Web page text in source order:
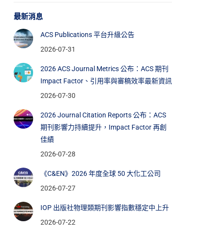
最新消息
ACS Publications 平台升級公告
2026-07-31
2026 ACS Journal Metrics 公布：ACS 期刊
Impact Factor、引用率與審稿效率最新資訊
2026-07-30
2026 Journal Citation Reports 公布：ACS
期刊影響力持續提升，Impact Factor 再創
佳績
2026-07-28
《C&EN》2026 年度全球 50 大化工公司
2026-07-27
IOP 出版社物理類期刊影響指數穩定中上升
2026-07-22